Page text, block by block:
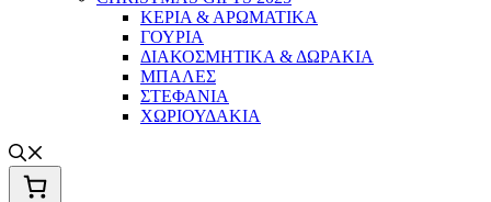
ΚΕΡΙΑ & ΑΡΩΜΑΤΙΚΑ
ΓΟΥΡΙΑ
ΔΙΑΚΟΣΜΗΤΙΚΑ & ΔΩΡΑΚΙΑ
ΜΠΑΛΕΣ
ΣΤΕΦΑΝΙΑ
ΧΩΡΙΟΥΔΑΚΙΑ